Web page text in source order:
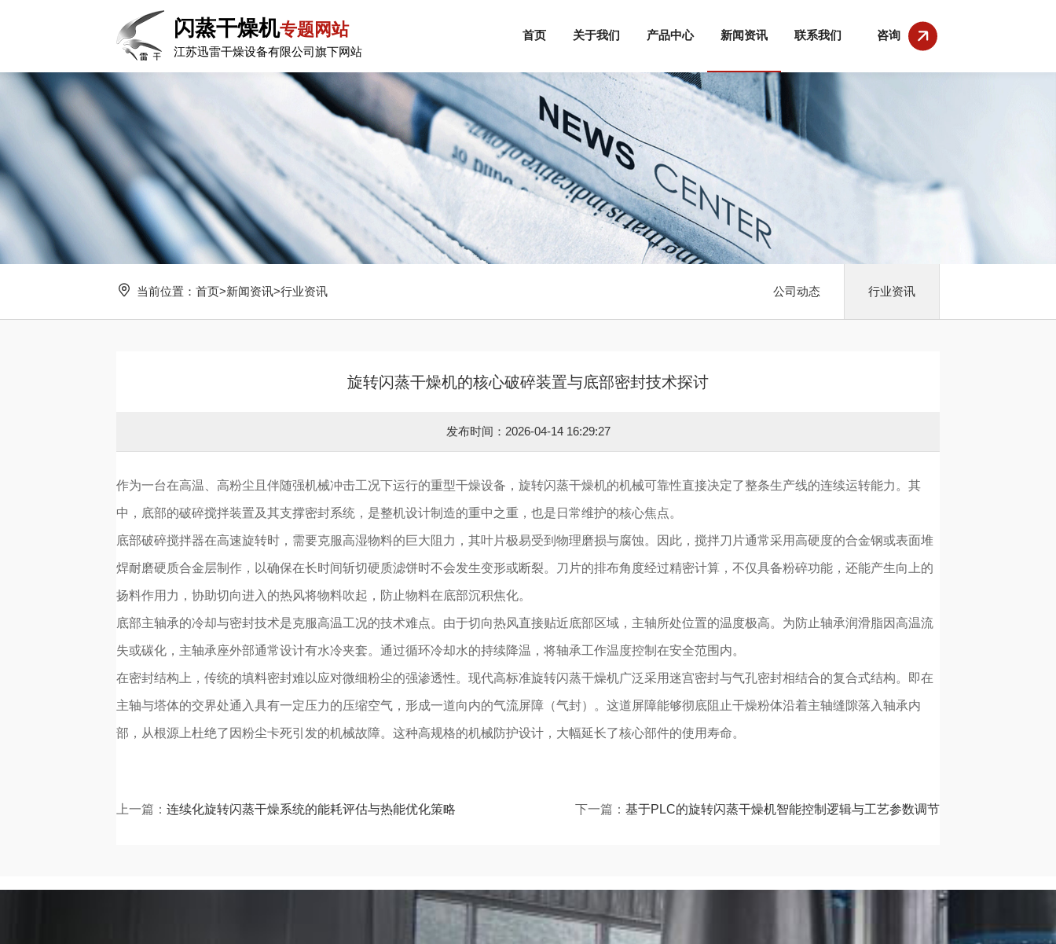
闪蒸干燥机专题网站
江苏迅雷干燥设备有限公司旗下网站
首页 关于我们 产品中心 新闻资讯 联系我们 咨询
当前位置： 首页>新闻资讯>行业资讯 公司动态 行业资讯
旋转闪蒸干燥机的核心破碎装置与底部密封技术探讨
发布时间：2026-04-14 16:29:27
作为一台在高温、高粉尘且伴随强机械冲击工况下运行的重型干燥设备，旋转闪蒸干燥机的机械可靠性直接决定了整条生产线的连续运转能力。其
中，底部的破碎搅拌装置及其支撑密封系统，是整机设计制造的重中之重，也是日常维护的核心焦点。
底部破碎搅拌器在高速旋转时，需要克服高湿物料的巨大阻力，其叶片极易受到物理磨损与腐蚀。因此，搅拌刀片通常采用高硬度的合金钢或表面堆
焊耐磨硬质合金层制作，以确保在长时间斩切硬质滤饼时不会发生变形或断裂。刀片的排布角度经过精密计算，不仅具备粉碎功能，还能产生向上的
扬料作用力，协助切向进入的热风将物料吹起，防止物料在底部沉积焦化。
底部主轴承的冷却与密封技术是克服高温工况的技术难点。由于切向热风直接贴近底部区域，主轴所处位置的温度极高。为防止轴承润滑脂因高温流
失或碳化，主轴承座外部通常设计有水冷夹套。通过循环冷却水的持续降温，将轴承工作温度控制在安全范围内。
在密封结构上，传统的填料密封难以应对微细粉尘的强渗透性。现代高标准旋转闪蒸干燥机广泛采用迷宫密封与气孔密封相结合的复合式结构。即在
主轴与塔体的交界处通入具有一定压力的压缩空气，形成一道向内的气流屏障（气封）。这道屏障能够彻底阻止干燥粉体沿着主轴缝隙落入轴承内
部，从根源上杜绝了因粉尘卡死引发的机械故障。这种高规格的机械防护设计，大幅延长了核心部件的使用寿命。
上一篇： 连续化旋转闪蒸干燥系统的能耗评估与热能优化策略 下一篇：基于PLC的旋转闪蒸干燥机智能控制逻辑与工艺参数调节